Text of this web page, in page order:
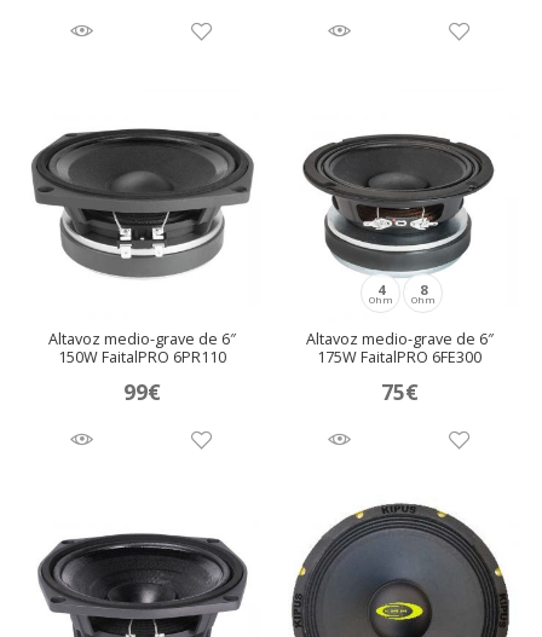
Altavoz medio-grave de 6″
150W FaitalPRO 6PR110
99€
4
Ohm
8
Ohm
Altavoz medio-grave de 6″
175W FaitalPRO 6FE300
75€